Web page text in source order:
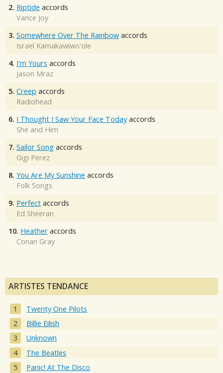
2. Riptide accords
Vance Joy
3. Somewhere Over The Rainbow accords
Israel Kamakawiwo'ole
4. I'm Yours accords
Jason Mraz
5. Creep accords
Radiohead
6. I Thought I Saw Your Face Today accords
She and Him
7. Sailor Song accords
Gigi Perez
8. You Are My Sunshine accords
Folk Songs
9. Perfect accords
Ed Sheeran
10. Heather accords
Conan Gray
ARTISTES TENDANCE
Twenty One Pilots
Billie Eilish
Unknown
The Beatles
Panic! At The Disco